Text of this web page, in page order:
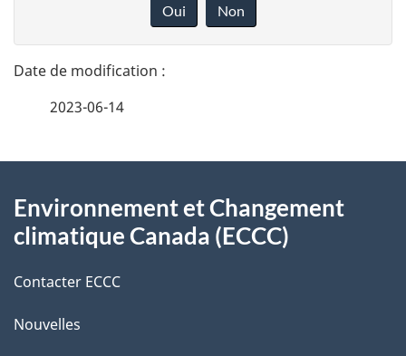
t
a
l
s
d
e
l
n
o
t
r
r
t
Oui Non
2023-06-14
propos
de
ce
site
Environnement et Changement
climatique Canada (ECCC)
Contacter ECCC
Nouvelles